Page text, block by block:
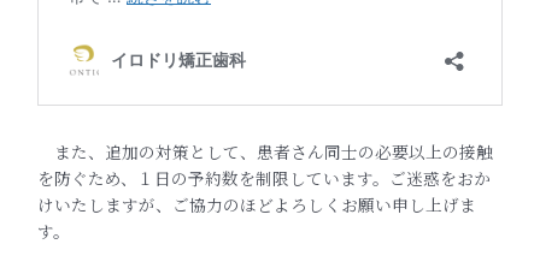
また、追加の対策として、患者さん同士の必要以上の接触
を防ぐため、１日の予約数を制限しています。ご迷惑をおか
けいたしますが、ご協力のほどよろしくお願い申し上げま
す。